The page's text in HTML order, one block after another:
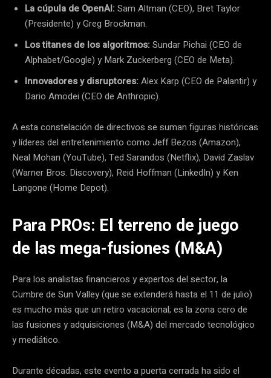
La cúpula de OpenAI:Sam Altman (CEO), Bret Taylor
(Presidente) y Greg Brockman.
Los titanes de los algoritmos:Sundar Pichai (CEO de
Alphabet/Google) y Mark Zuckerberg (CEO de Meta).
Innovadores y disruptores:Alex Karp (CEO de Palantir) y
Dario Amodei (CEO de Anthropic).
A esta constelación de directivos se suman figuras históricas
y líderes del entretenimiento como Jeff Bezos (Amazon),
Neal Mohan (YouTube), Ted Sarandos (Netflix), David Zaslav
(Warner Bros. Discovery), Reid Hoffman (LinkedIn) y Ken
Langone (Home Depot).
Para PROs: El terreno de juego
de las mega-fusiones (M&A)
Para los analistas financieros y expertos del sector, la
Cumbre de Sun Valley (que se extenderá hasta el 11 de julio)
es mucho más que un retiro vacacional; es la zona cero de
las fusiones y adquisiciones (M&A) del mercado tecnológico
y mediático.
Durante décadas, este evento a puerta cerrada ha sido el